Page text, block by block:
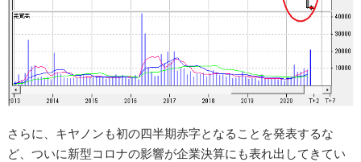
さらに、キヤノンも初の四半期赤字となることを発表するな
ど、ついに新型コロナの影響が企業決算にも表れ出してきてい